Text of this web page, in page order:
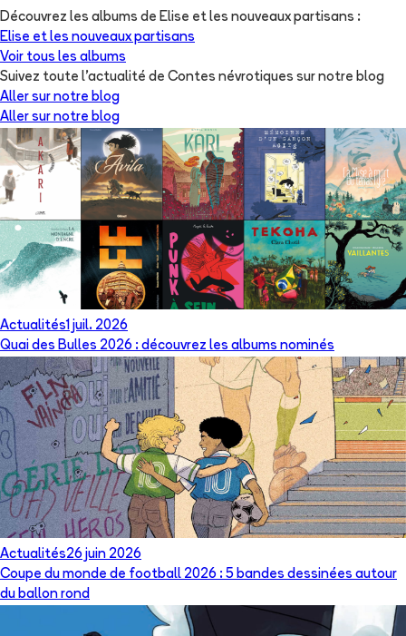
Découvrez les albums de Elise et les nouveaux partisans :
Elise et les nouveaux partisans
Voir tous les albums
Suivez toute l'actualité de Contes névrotiques sur notre blog
Aller sur notre blog
Aller sur notre blog
Actualités1 juil. 2026
Quai des Bulles 2026 : découvrez les albums nominés
Actualités26 juin 2026
Coupe du monde de football 2026 : 5 bandes dessinées autour
du ballon rond